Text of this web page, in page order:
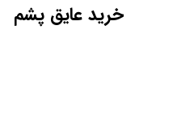
خرید عایق پشم